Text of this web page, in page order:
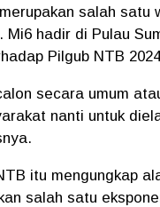
salah satu
hadir di Pulau
Pilgub NTB
secara umum
nanti untuk
itu mengungkap
salah satu